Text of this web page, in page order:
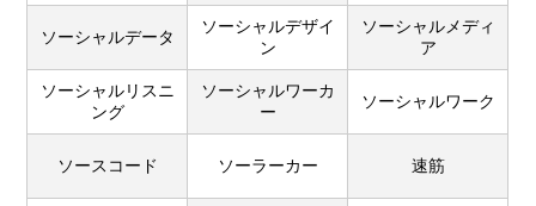
ソーシャルデータ
ソーシャルデザイ
ン
ソーシャルメディ
ア
ソーシャルリスニ
ング
ソーシャルワーカ
ー
ソーシャルワーク
ソースコード ソーラーカー 速筋